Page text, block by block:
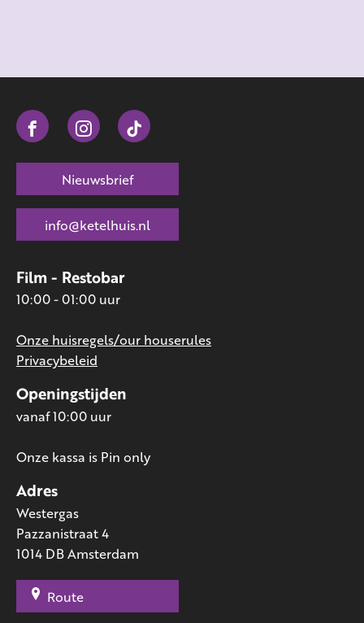
Adres
Westergas
Pazzanistraat 4
1014 DB Amsterdam
Route
Openingstijden
vanaf 10:00 uur
Onze kassa is Pin only
Film - Restobar
10:00 - 01:00 uur
Onze huisregels/our houserules
Privacybeleid
Nieuwsbrief
info@ketelhuis.nl